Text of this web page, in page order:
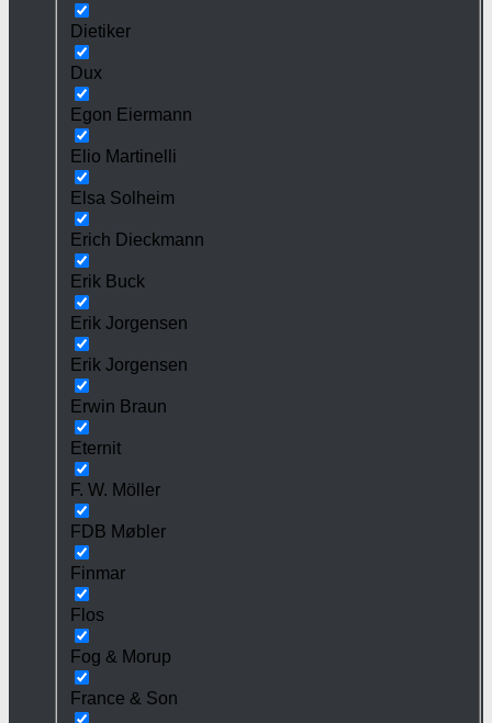
Dietiker
Dux
Egon Eiermann
Elio Martinelli
Elsa Solheim
Erich Dieckmann
Erik Buck
Erik Jorgensen
Erik Jorgensen
Erwin Braun
Eternit
F. W. Möller
FDB Møbler
Finmar
Flos
Fog & Morup
France & Son